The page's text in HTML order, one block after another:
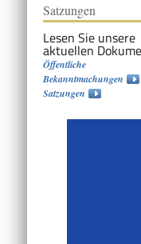
Satzungen
Lesen Sie unsere
aktuellen
Öffentliche
Bekanntmachungen
Satzungen